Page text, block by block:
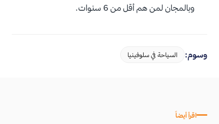
وبالمجان لمن هم أقل من 6 سنوات.
وسوم: السياحة في سلوفينيا
اقرأ أيضاً